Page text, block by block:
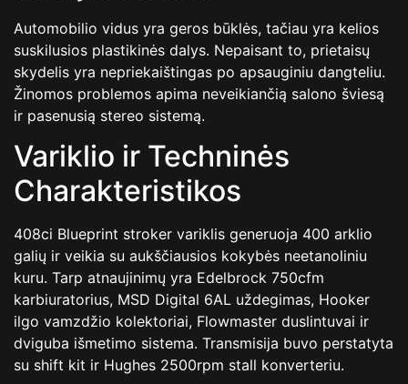
Automobilio vidus yra geros būklės, tačiau yra kelios
suskilusios plastikinės dalys. Nepaisant to, prietaisų
skydelis yra nepriekaištingas po apsauginiu dangteliu.
Žinomos problemos apima neveikiančią salono šviesą
ir pasenusią stereo sistemą.
Variklio ir Techninės
Charakteristikos
408ci Blueprint stroker variklis generuoja 400 arklio
galių ir veikia su aukščiausios kokybės neetanoliniu
kuru. Tarp atnaujinimų yra Edelbrock 750cfm
karbiuratorius, MSD Digital 6AL uždegimas, Hooker
ilgo vamzdžio kolektoriai, Flowmaster duslintuvai ir
dviguba išmetimo sistema. Transmisija buvo perstatyta
su shift kit ir Hughes 2500rpm stall konverteriu.